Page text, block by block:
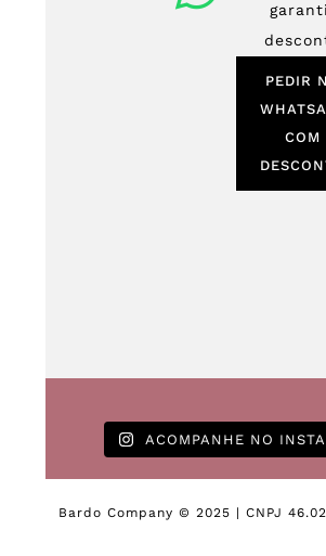
PEDIR
COM
ACOMPANHE NO
Bardo Company © 2025 | CNPJ